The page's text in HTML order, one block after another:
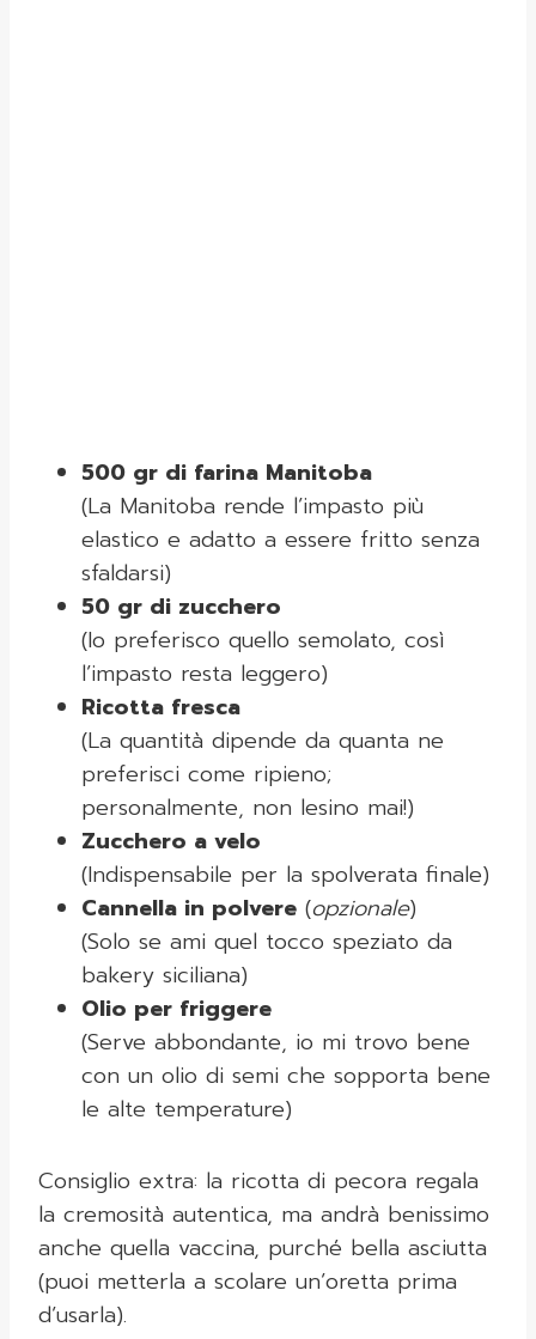
500 gr di farina Manitoba
(La Manitoba rende l’impasto più
elastico e adatto a essere fritto senza
sfaldarsi)
50 gr di zucchero
(Io preferisco quello semolato, così
l’impasto resta leggero)
Ricotta fresca
(La quantità dipende da quanta ne
preferisci come ripieno;
personalmente, non lesino mai!)
Zucchero a velo
(Indispensabile per la spolverata finale)
Cannella in polvere (opzionale)
(Solo se ami quel tocco speziato da
bakery siciliana)
Olio per friggere
(Serve abbondante, io mi trovo bene
con un olio di semi che sopporta bene
le alte temperature)
Consiglio extra: la ricotta di pecora regala
la cremosità autentica, ma andrà benissimo
anche quella vaccina, purché bella asciutta
(puoi metterla a scolare un’oretta prima
d’usarla).